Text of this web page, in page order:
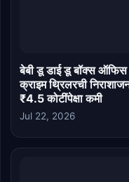
बेबी डू डाई डू बॉक्स
क्राइम थ्रिलरची
₹4.5 कोटींपेक्षा कमी
Jul 22, 2026